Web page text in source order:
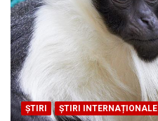
ȘTIRI ȘTIRI INTERNAȚIONALE